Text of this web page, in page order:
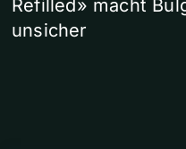
Refilled» macht
unsicher